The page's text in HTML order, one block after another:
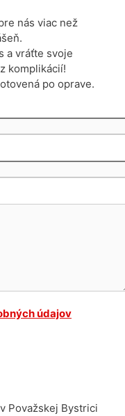
nás viac než
a vráťte svoje
komplikácií!
po oprave.
údajov
Považskej Bystrici